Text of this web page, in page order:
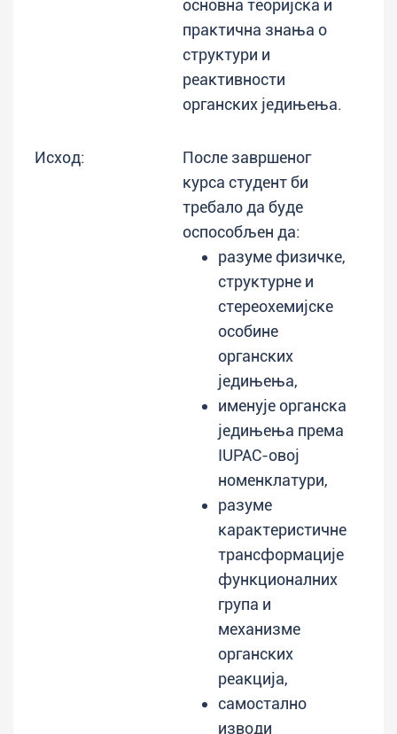
основна теоријска и
практична знања о
структури и
реактивности
органских једињења.
Исход:
После завршеног
курса студент би
требало да буде
оспособљен да:
разуме физичке,
структурне и
стереохемијске
особине
органских
једињења,
именује органска
једињења према
IUPAC-овој
номенклатури,
разуме
карактеристичне
трансформације
функционалних
група и
механизме
органских
реакција,
самостално
изводи